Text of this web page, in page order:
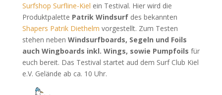
Surfshop Surfline-Kiel ein Testival. Hier wird die
Produktpalette Patrik Windsurfdes bekannten
Shapers Patrik Diethelm vorgestellt. Zum Testen
stehen neben Windsurfboards, Segeln und Foils
auch Wingboards inkl. Wings, sowie Pumpfoils für
euch bereit. Das Testival startet aud dem Surf Club Kiel
e.V. Gelände ab ca. 10 Uhr.